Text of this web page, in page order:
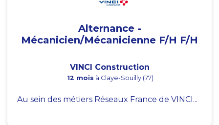
Alternance -
Mécanicien/Mécanicienne F/H F/H
VINCI Construction
12 mois à Claye-Souilly (77)
Au sein des métiers Réseaux France de VINCI...